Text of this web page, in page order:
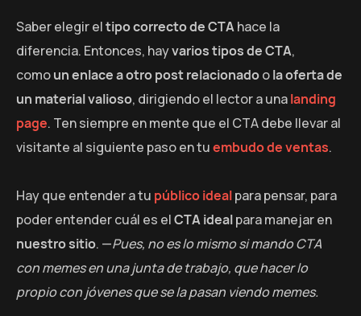
Saber elegir eltipo correcto de CTAhace la
diferencia. Entonces, hayvarios tipos de CTA,
comoun enlace a otro post relacionadoola oferta de
un material valioso, dirigiendo el lector a unalanding
page. Ten siempre en mente que el CTA debe llevar al
visitante al siguiente paso en tuembudo de ventas.
Hay que entender a tu público idealpara pensar, para
poder entender cuál es elCTA idealpara manejar en
nuestro sitio. —Pues, no es lo mismo si mando CTA
con memes en una junta de trabajo, que hacer lo
propio con jóvenes que se la pasan viendo memes.